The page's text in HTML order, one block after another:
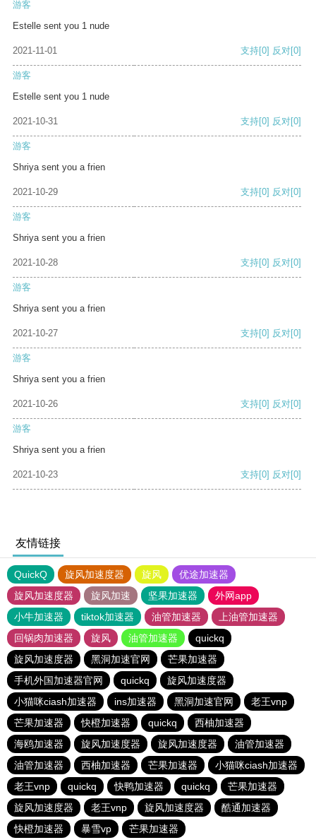
游客
Estelle sent you 1 nude
2021-11-01 支持[0] 反对[0]
游客
Estelle sent you 1 nude
2021-10-31 支持[0] 反对[0]
游客
Shriya sent you a frien
2021-10-29 支持[0] 反对[0]
游客
Shriya sent you a frien
2021-10-28 支持[0] 反对[0]
游客
Shriya sent you a frien
2021-10-27 支持[0] 反对[0]
游客
Shriya sent you a frien
2021-10-26 支持[0] 反对[0]
游客
Shriya sent you a frien
2021-10-23 支持[0] 反对[0]
友情链接
QuickQ 旋风加速度器 旋风
优途加速器
旋风加速度器
旋风加速 坚果加速器
外网app
小牛加速器
tiktok加速器 油管加速器
上油管加速器
回锅肉加速器
旋风 油管加速器
quickq
旋风加速度器
黑洞加速官网
芒果加速器
手机外国加速器官网
quickq
旋风加速度器
小猫咪ciash加速器
ins加速器 黑洞加速官网
老王vnp
芒果加速器
快橙加速器 quickq
西柚加速器
海鸥加速器
旋风加速度器 旋风加速度器
油管加速器
油管加速器
西柚加速器 芒果加速器
小猫咪ciash加速器
老王vnp
quickq 快鸭加速器 quickq
芒果加速器
旋风加速度器
老王vnp 旋风加速度器
酷通加速器
快橙加速器
暴雪vp 芒果加速器